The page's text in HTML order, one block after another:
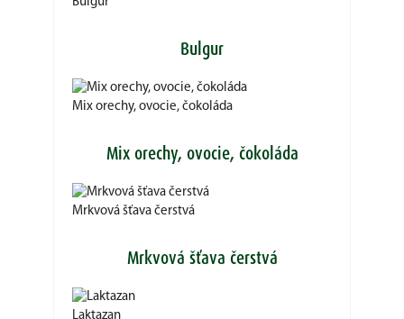
Bulgur
Mix orechy, ovocie, čokoláda
Mix orechy, ovocie, čokoláda
Mrkvová šťava čerstvá
Mrkvová šťava čerstvá
Laktazan